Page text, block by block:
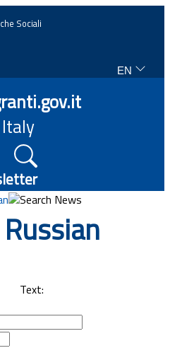
Sociali
EN
Search News
Text: